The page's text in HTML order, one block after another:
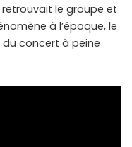
retrouvait le groupe et
à l’époque, le
concert à peine